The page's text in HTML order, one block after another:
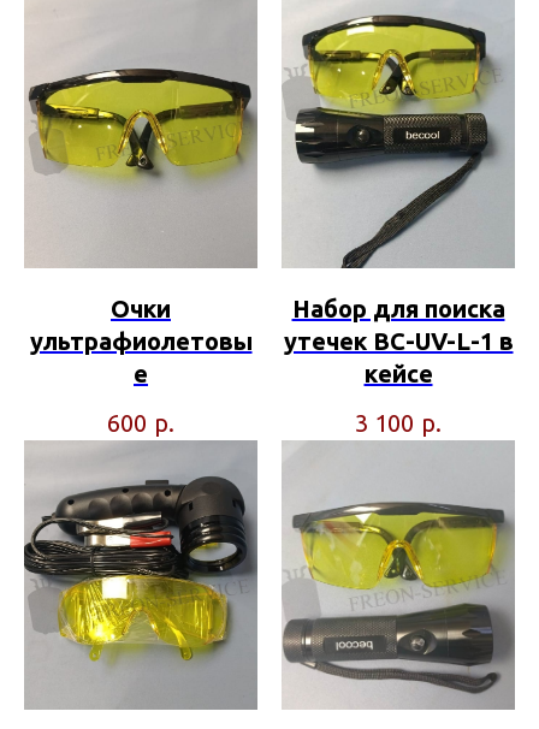
Очки
ультрафиолетовы
е
600 р.
Набор для поиска
утечек BC-UV-L-1 в
кейсе
3 100 р.